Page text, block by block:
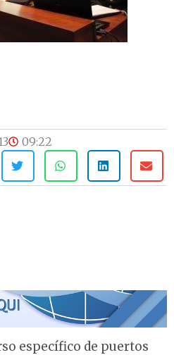
09:22
específico de puertos